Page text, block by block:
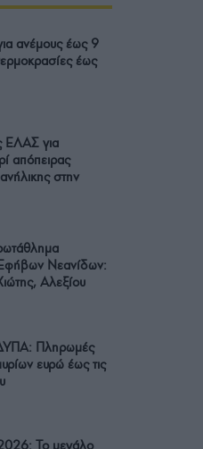
ανέμους έως 9
έως
ΕΛΑΣ για
απόπειρας
στην
Νεανίδων:
Αλεξίου
Πληρωμές
ευρώ έως τις
Το μεγάλο